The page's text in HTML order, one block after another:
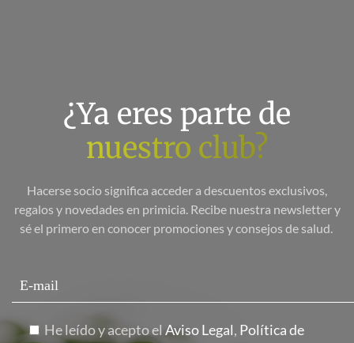
¿Ya eres parte de
nuestro club?
Hacerse socio significa acceder a descuentos exclusivos,
regalos y novedades en primicia. Recibe nuestra newsletter y
sé el primero en conocer promociones y consejos de salud.
He leído y acepto el Aviso Legal, Política de